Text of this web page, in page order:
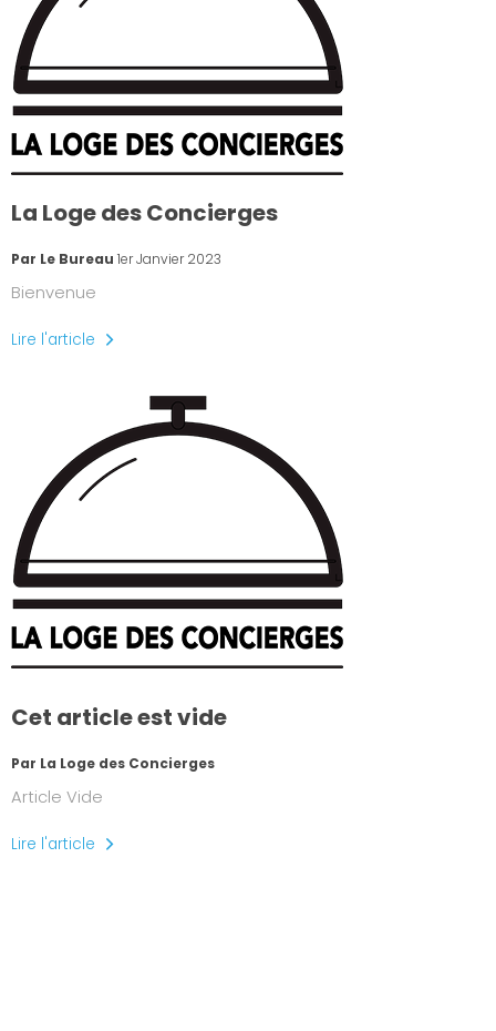
La Loge des Concierges
Par Le Bureau 1er Janvier 2023
Bienvenue
Lire l'article
Cet article est vide
Par La Loge des Concierges
Article Vide
Lire l'article